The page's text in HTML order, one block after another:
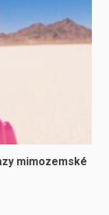
mimozemské